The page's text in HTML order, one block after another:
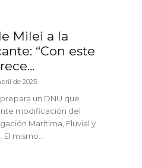
Milei a la
“Con este
de 2025
un DNU que
modificación del
Marítima, Fluvial y
mismo...